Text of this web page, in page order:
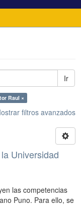
Ir
Raul ×
filtros avanzados
Universidad
las competencias
Puno. Para ello, se